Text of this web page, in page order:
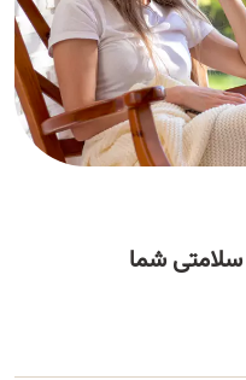
شما